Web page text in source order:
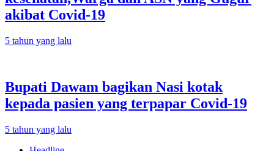
akibat Covid-19
5 tahun yang lalu
Bupati Dawam bagikan Nasi kotak
kepada pasien yang terpapar Covid-19
5 tahun yang lalu